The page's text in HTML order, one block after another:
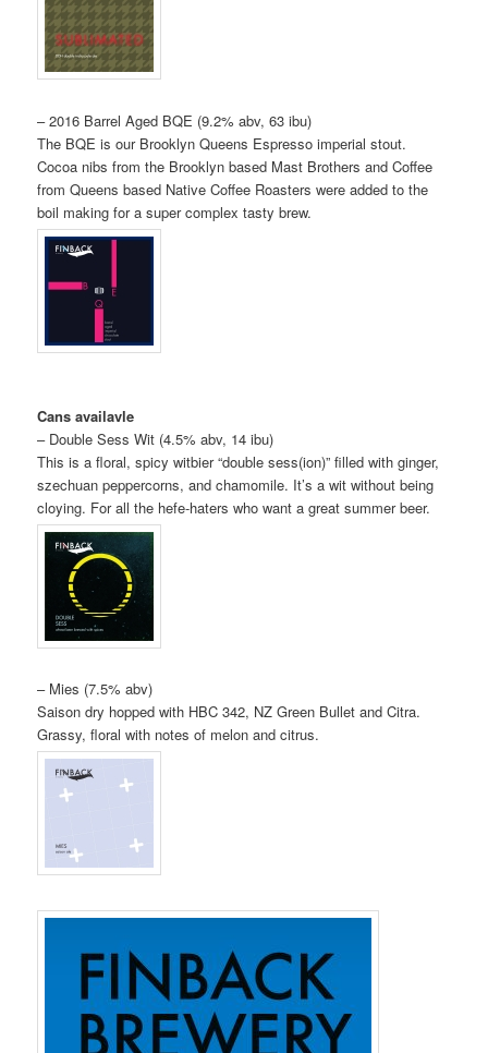
– 2016 Barrel Aged BQE (9.2% abv, 63 ibu)
The BQE is our Brooklyn Queens Espresso imperial stout.
Cocoa nibs from the Brooklyn based Mast Brothers and Coffee
from Queens based Native Coffee Roasters were added to the
boil making for a super complex tasty brew.
Cans availavle
– Double Sess Wit (4.5% abv, 14 ibu)
This is a floral, spicy witbier “double sess(ion)” filled with ginger,
szechuan peppercorns, and chamomile. It’s a wit without being
cloying. For all the hefe-haters who want a great summer beer.
– Mies (7.5% abv)
Saison dry hopped with HBC 342, NZ Green Bullet and Citra.
Grassy, floral with notes of melon and citrus.